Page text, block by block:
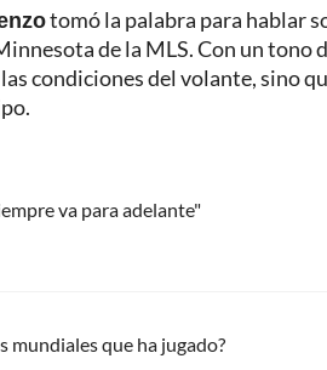
tomó la palabra para hablar
de la MLS. Con un tono
condiciones del volante, sino
va para adelante"
mundiales que ha jugado?